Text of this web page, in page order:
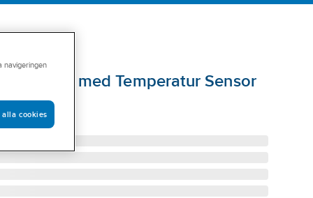
Neutral med Temperatur Sensor
VIT
navigeringen
alla cookies